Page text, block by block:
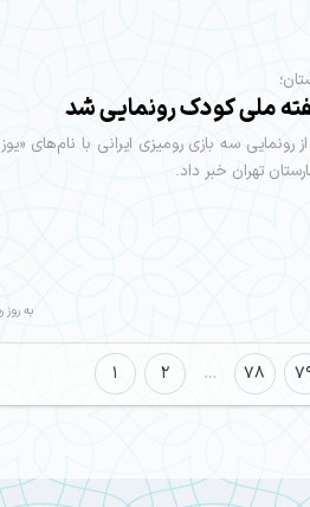
ملی کودک رونمایی شد
سه بازی رومیزی ایرانی با نام‌های
تهران خبر داد.
به روز
1 2 … 78